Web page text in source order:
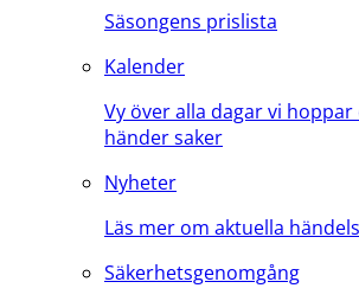
Säsongens prislista
Kalender
Vy över alla dagar vi
händer saker
Nyheter
Läs mer om aktuella
Säkerhetsgenomgång